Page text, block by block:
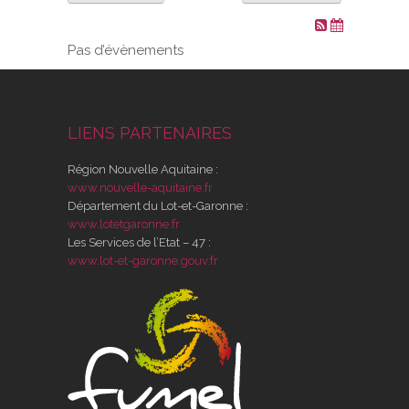
VOS DEMARCHES
SOCIAL
SPORTS ET LOISIRS
CULTURE ET PATRIMOINE
RENDEZ-VOUS EN LIGNE
Pas d’évènements
LIENS PARTENAIRES
Région Nouvelle Aquitaine :
www.nouvelle-aquitaine.fr
Département du Lot-et-Garonne :
www.lotetgaronne.fr
Les Services de l’Etat – 47 :
www.lot-et-garonne.gouv.fr